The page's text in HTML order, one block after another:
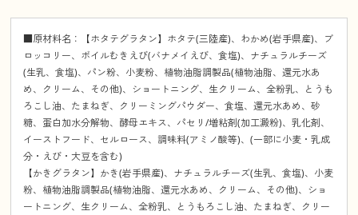
■原材料名：【ホタテグラタン】ホタテ(三陸産)、わかめ(岩手県産)、ブ
ロッコリー、ボイルむきえび(バナメイえび、食塩)、ナチュラルチーズ
(生乳、食塩)、パン粉、小麦粉、植物油脂調製品(植物油脂、還元水あ
め、クリーム、その他)、ショートニング、生クリーム、全粉乳、とうも
ろこし油、たまねぎ、クリーミングパウダー、食塩、還元水あめ、砂
糖、蛋白加水分解物、酵母エキス、パセリ/増粘剤(加工澱粉)、乳化剤、
イーストフード、セルロース、調味料(アミノ酸等)、(一部に小麦・乳成
分・えび・大豆を含む)
【かきグラタン】かき(岩手県産)、ナチュラルチーズ(生乳、食塩)、小麦
粉、植物油脂調製品(植物油脂、還元水あめ、クリーム、その他)、ショ
ートニング、生クリーム、全粉乳、とうもろこし油、たまねぎ、クリー